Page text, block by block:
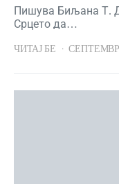
Пишува Биљана Т.
Срцето да…
ЧИТАЈ БЕ